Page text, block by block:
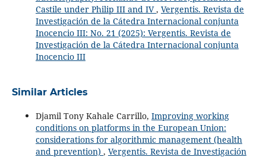
Castile under Philip III and IV, Vergentis. Revista de
Investigación de la Cátedra Internacional conjunta
Inocencio III: No. 21 (2025): Vergentis. Revista de
Investigación de la Cátedra Internacional conjunta
Inocencio III
Similar Articles
Djamil Tony Kahale Carrillo, Improving working
conditions on platforms in the European Union:
considerations for algorithmic management (health
and prevention) , Vergentis. Revista de Investigación